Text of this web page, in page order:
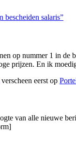
bescheiden salaris”
op nummer 1 in
prijzen. En ik
verscheen eerst op
van alle nieuwe